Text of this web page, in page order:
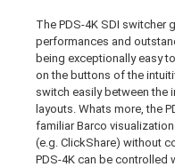
The PDS-4K SDI switcher
performances and
being exceptionally easy
on the buttons of the
switch easily between the
layouts. Whats more, the
familiar Barco
(e.g. ClickShare) without
PDS-4K can be controlled